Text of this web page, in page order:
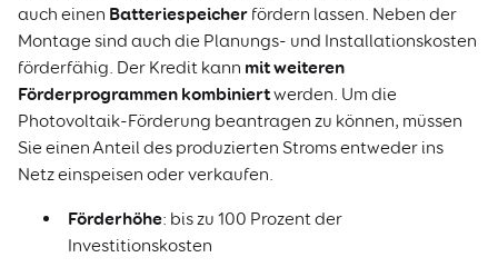
auch einen Batteriespeicher fördern lassen. Neben der
Montage sind auch die Planungs- und Installationskosten
förderfähig. Der Kredit kann mit weiteren
Förderprogrammen kombiniertwerden. Um die
Photovoltaik-Förderung beantragen zu können, müssen
Sie einen Anteil des produzierten Stroms entweder ins
Netz einspeisen oder verkaufen.
Förderhöhe: bis zu 100 Prozent der
Investitionskosten